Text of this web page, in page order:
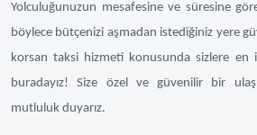
Yolculuğunuzun mesafesine ve süresine
böylece bütçenizi aşmadan istediğiniz yere
korsan taksi hizmeti konusunda sizlere en
buradayız! Size özel ve güvenilir bir
mutluluk duyarız.